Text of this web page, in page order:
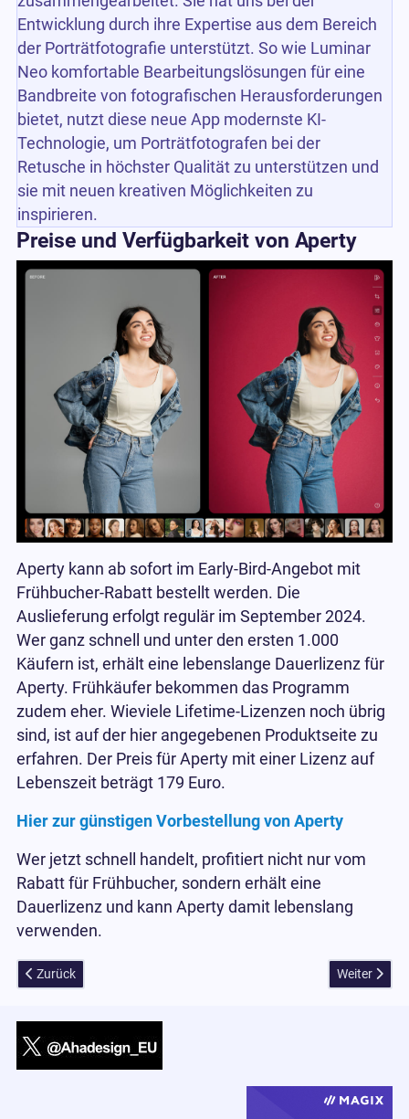
Entwicklung durch ihre Expertise aus dem Bereich
der Porträtfotografie unterstützt. So wie Luminar
Neo komfortable Bearbeitungslösungen für eine
Bandbreite von fotografischen Herausforderungen
bietet, nutzt diese neue App modernste KI-
Technologie, um Porträtfotografen bei der
Retusche in höchster Qualität zu unterstützen und
sie mit neuen kreativen Möglichkeiten zu
inspirieren.
Preise und Verfügbarkeit von Aperty
Aperty kann ab sofort im Early-Bird-Angebot mit
Frühbucher-Rabatt bestellt werden. Die
Auslieferung erfolgt regulär im September 2024.
Wer ganz schnell und unter den ersten 1.000
Käufern ist, erhält eine lebenslange Dauerlizenz für
Aperty. Frühkäufer bekommen das Programm
zudem eher. Wieviele Lifetime-Lizenzen noch übrig
sind, ist auf der hier angegebenen Produktseite zu
erfahren. Der Preis für Aperty mit einer Lizenz auf
Lebenszeit beträgt 179 Euro.
Hier zur günstigen Vorbestellung von Aperty
Wer jetzt schnell handelt, profitiert nicht nur vom
Rabatt für Frühbucher, sondern erhält eine
Dauerlizenz und kann Aperty damit lebenslang
verwenden.
Vorheriger Beitrag: Windows Product Key Viewer hier kostenlos
Zurück Nächster
Weiter